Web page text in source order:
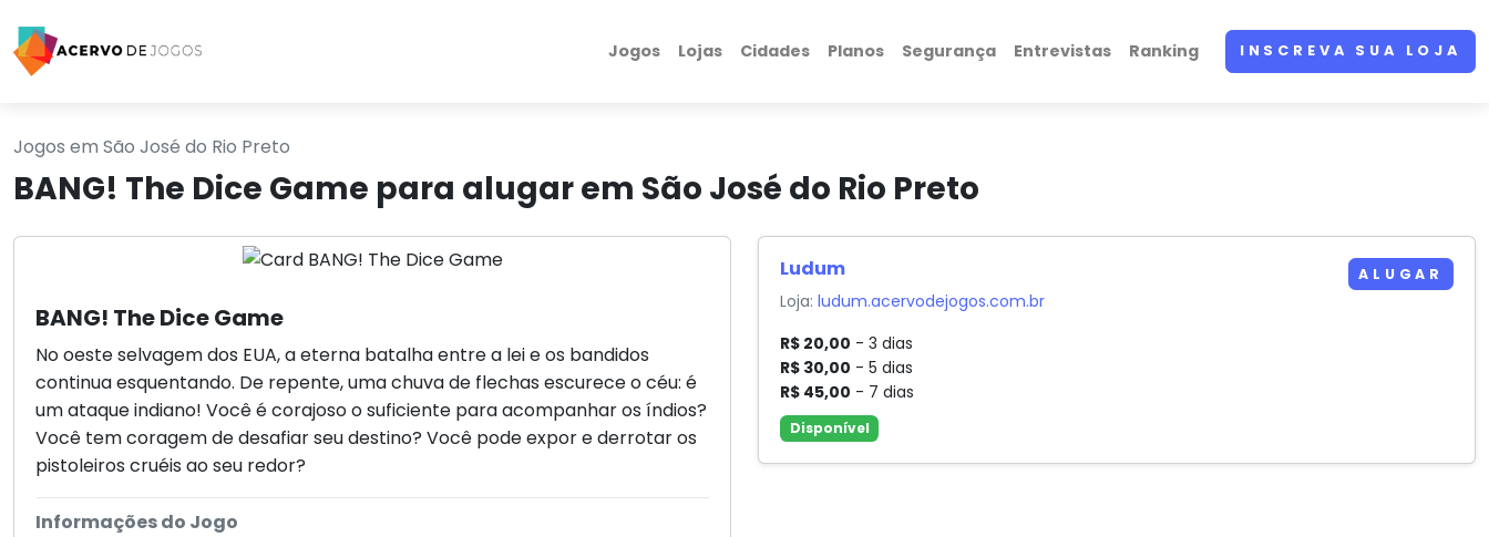
Jogos Lojas Cidades Planos Segurança Entrevistas Ranking INSCREVA SUA LOJA
Jogos em São José do Rio Preto
BANG! The Dice Game para alugar em São José do Rio Preto
BANG! The Dice Game
No oeste selvagem dos EUA, a eterna batalha entre a lei e os bandidos
continua esquentando. De repente, uma chuva de flechas escurece o céu: é
um ataque indiano! Você é corajoso o suficiente para acompanhar os índios?
Você tem coragem de desafiar seu destino? Você pode expor e derrotar os
pistoleiros cruéis ao seu redor?
Informações do Jogo
Ludum
Loja:ludum.acervodejogos.com.br
R$ 20,00 - 3 dias
R$ 30,00 - 5 dias
R$ 45,00 - 7 dias
Disponível
ALUGAR